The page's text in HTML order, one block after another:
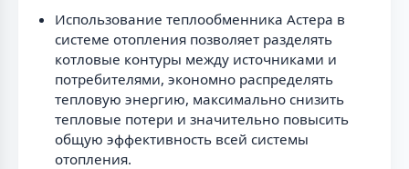
Использование теплообменника Астера в
системе отопления позволяет разделять
котловые контуры между источниками и
потребителями, экономно распределять
тепловую энергию, максимально снизить
тепловые потери и значительно повысить
общую эффективность всей системы
отопления.